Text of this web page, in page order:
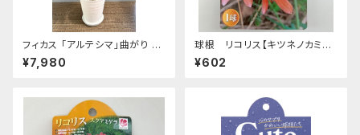
フィカス 「アルテシマ」曲がり K-
003 【送料無料】 [サイズ: 7号
鉢]
¥7,980
球根 リコリス【キツネノカミソ
リ】ya [サイズ: 1球入り]
¥602